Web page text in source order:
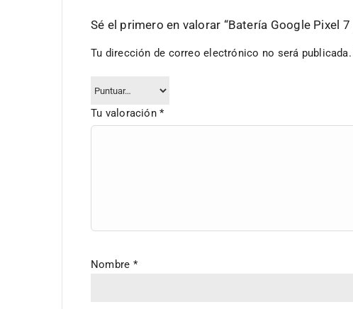
Sé el primero en valorar “Batería Google Pixel 7
Tu dirección de correo electrónico no será publicada.
Tu valoración*
Nombre *